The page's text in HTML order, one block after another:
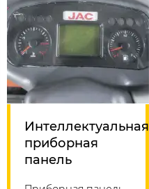
Интеллектуальная
приборная
панель